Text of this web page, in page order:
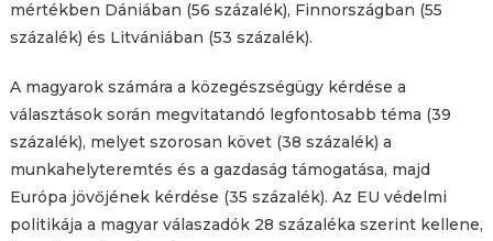
mértékben Dániában (56 százalék), Finnországban (55
százalék) és Litvániában (53 százalék).
A magyarok számára a közegészségügy kérdése a
választások során megvitatandó legfontosabb téma (39
százalék), melyet szorosan követ (38 százalék) a
munkahelyteremtés és a gazdaság támogatása, majd
Európa jövőjének kérdése (35 százalék). Az EU védelmi
politikája a magyar válaszadók 28 százaléka szerint kellene,